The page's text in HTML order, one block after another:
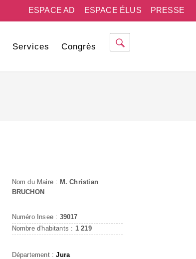
PRESSE
ESPACE ÉLUS
ESPACE AD
Services Congrès
Nom du Maire : M. Christian
BRUCHON
Numéro Insee : 39017
Nombre d'habitants : 1 219
Département :Jura